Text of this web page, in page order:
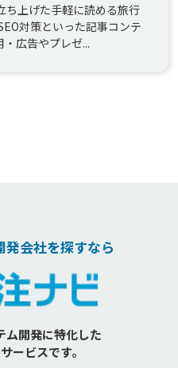
ち上げた手軽に読める旅行
対策といった記事コンテ
広告やプレゼ...
発会社を探すなら
ム開発に特化した
ービスです。